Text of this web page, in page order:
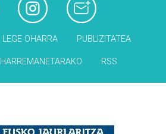
LEGE OHARRA PUBLIZITATEA
HARREMANETARAKO RSS